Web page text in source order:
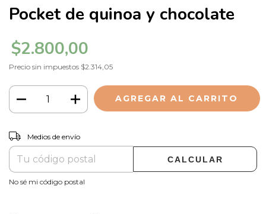
Pocket de quinoa y chocolate
$2.800,00
Precio sin impuestos $2.314,05
Entregas para el CP:
Medios de envío
CALCULAR
No sé mi código postal